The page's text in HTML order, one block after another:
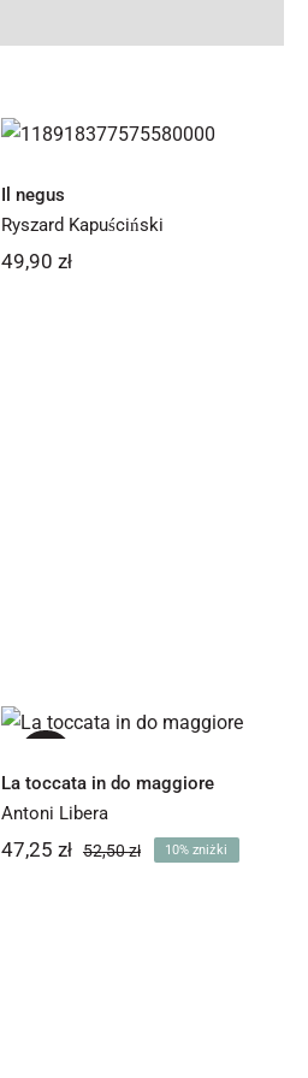
Il negus
Il negus
Ryszard Kapuściński
49,90zł
La toccata in do
maggiore
La toccata in do maggiore
Antoni Libera
52,50złPierwotna
47,25zł
Aktualna
10% zniżki